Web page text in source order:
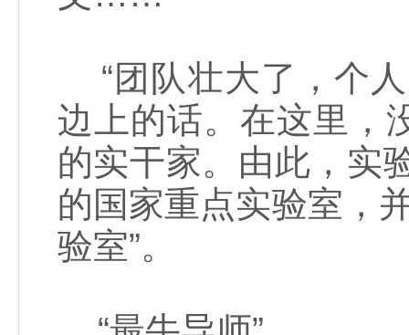
“团队壮大了，个人
边上的话。在这里，
的实干家。由此，实
的国家重点实验室，
验室”。